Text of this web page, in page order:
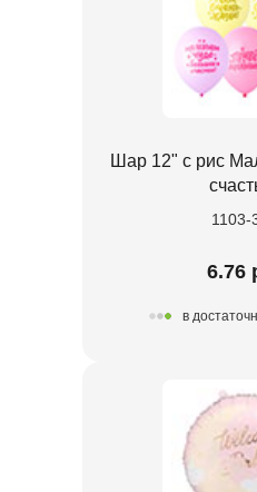
Шар 12" с рис
1103-
6.76
в